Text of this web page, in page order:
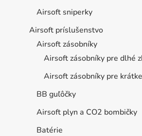
Airsoft sniperky
Airsoft príslušenstvo
Airsoft zásobníky
Airsoft zásobníky pre dlhé
Airsoft zásobníky pre
BB guľôčky
Airsoft plyn a CO2 bombičky
Batérie